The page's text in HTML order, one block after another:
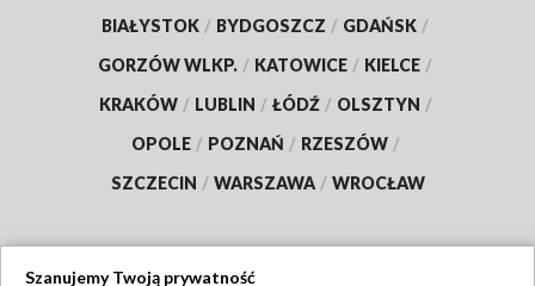
BIAŁYSTOK / BYDGOSZCZ / GDAŃSK /
GORZÓW WLKP. / KATOWICE / KIELCE /
KRAKÓW / LUBLIN / ŁÓDŹ / OLSZTYN /
OPOLE / POZNAŃ / RZESZÓW /
SZCZECIN / WARSZAWA / WROCŁAW
Szanujemy Twoją prywatność